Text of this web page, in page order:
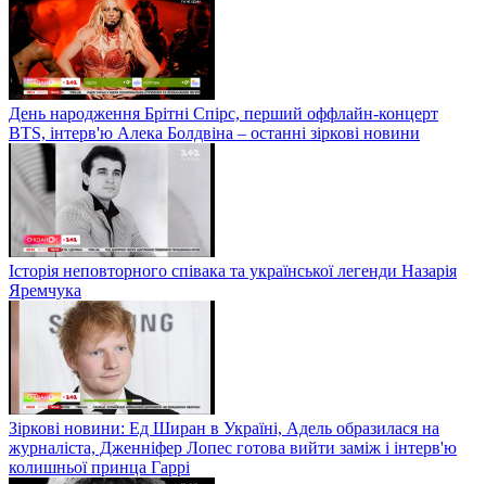
День народження Брітні Спірс, перший оффлайн-концерт
BTS, інтерв'ю Алека Болдвіна – останні зіркові новини
Історія неповторного співака та української легенди Назарія
Яремчука
Зіркові новини: Ед Ширан в Україні, Адель образилася на
журналіста, Дженніфер Лопес готова вийти заміж і інтерв'ю
колишньої принца Гаррі